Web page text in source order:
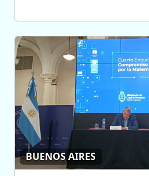
BUENOS AIRES